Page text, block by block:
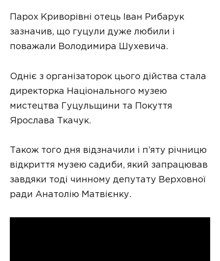
Парох Криворівні отець Іван Рибарук
зазначив, що гуцули дуже любили і
поважали Володимира Шухевича.
Одніє з організаторок цього дійства стала
директорка Національного музею
мистецтва Гуцульщини та Покуття
Ярослава Ткачук.
Також того дня відзначили і п’яту річницю
відкриття музею садиби, який запрацював
завдяки тоді чинному депутату Верховної
ради Анатолію Матвієнку.